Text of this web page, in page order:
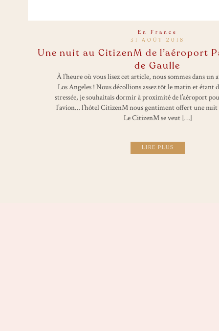
LIRE PLUS
À l’heure où vous lisez cet article, nous sommes dans un
Los Angeles ! Nous décollions assez tôt le matin et étant
stressée, je souhaitais dormir à proximité de l’aéroport
l’avion… l’hôtel CitizenM nous gentiment offert une
Le CitizenM se veut […]
31 AOÛT 2018
Une nuit au CitizenM de l’aéroport
de Gaulle
En France